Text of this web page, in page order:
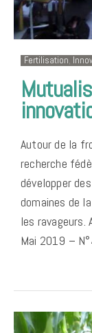
Fertilisation,
Autour de la
recherche
développer
domaines de
les ravageurs.
Mai 2019 –